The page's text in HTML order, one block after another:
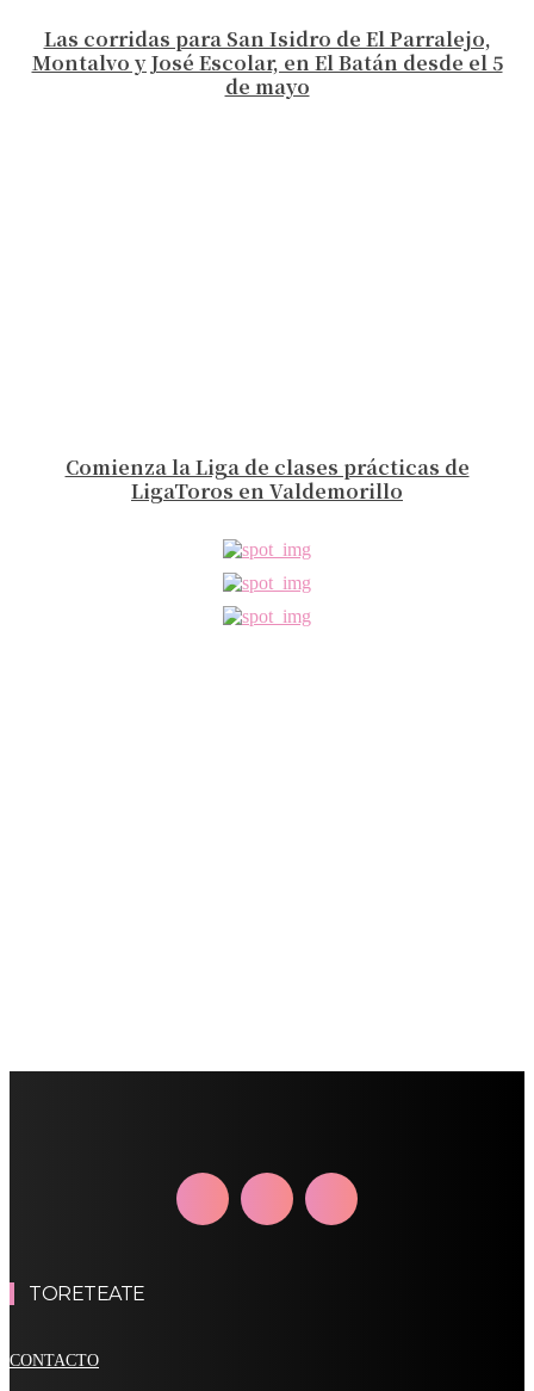
Las corridas para San Isidro de El Parralejo,
Montalvo y José Escolar, en El Batán desde el 5
de mayo
Comienza la Liga de clases prácticas de
LigaToros en Valdemorillo
TORETEATE
CONTACTO